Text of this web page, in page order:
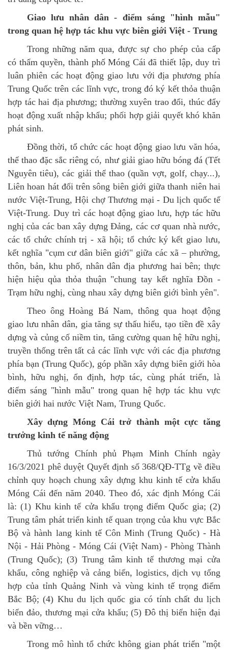
Giao lưu nhân dân - điểm sáng "hình mẫu"
trong quan hệ hợp tác khu vực biên giới Việt - Trung
Trong những năm qua, được sự cho phép của cấp
có thẩm quyền, thành phố Móng Cái đã thiết lập, duy trì
luân phiên các hoạt động giao lưu với địa phương phía
Trung Quốc trên các lĩnh vực, trong đó ký kết thỏa thuận
hợp tác hai địa phương; thường xuyên trao đổi, thúc đẩy
hoạt động xuất nhập khẩu; phối hợp giải quyết khó khăn
phát sinh.
Đồng thời, tổ chức các hoạt động giao lưu văn hóa,
thể thao đặc sắc riêng có, như giải giao hữu bóng đá (Tết
Nguyên tiêu), các giải thể thao (quần vợt, golf, chạy...),
Liên hoan hát đối trên sông biên giới giữa thanh niên hai
nước Việt-Trung, Hội chợ Thương mại - Du lịch quốc tế
Việt-Trung. Duy trì các hoạt động giao lưu, hợp tác hữu
nghị của các ban xây dựng Đảng, các cơ quan nhà nước,
các tổ chức chính trị - xã hội; tổ chức ký kết giao lưu,
kết nghĩa "cụm cư dân biên giới" giữa các xã – phường,
thôn, bản, khu phố, nhân dân địa phương hai bên; thực
hiện hiệu qủa thỏa thuận "chung tay kết nghĩa Đồn -
Trạm hữu nghị, cùng nhau xây dựng biên giới bình yên".
Theo ông Hoàng Bá Nam, thông qua hoạt động
giao lưu nhân dân, gia tăng sự thấu hiểu, tạo tiền đề xây
dựng và củng cố niềm tin, tăng cường quan hệ hữu nghị,
truyền thống trên tất cả các lĩnh vực với các địa phương
phía bạn (Trung Quốc), góp phần xây dựng biên giới hòa
bình, hữu nghị, ổn định, hợp tác, cùng phát triển, là
điểm sáng "hình mẫu" trong quan hệ hợp tác khu vực
biên giới hai nước Việt Nam, Trung Quốc.
Xây dựng Móng Cái trở thành một cực tăng
trưởng kinh tế năng động
Thủ tướng Chính phủ Phạm Minh Chính ngày
16/3/2021 phê duyệt Quyết định số 368/QĐ-TTg về điều
chỉnh quy hoạch chung xây dựng khu kinh tế cửa khẩu
Móng Cái đến năm 2040. Theo đó, xác định Móng Cái
là: (1) Khu kinh tế cửa khẩu trọng điểm Quốc gia; (2)
Trung tâm phát triển kinh tế quan trọng của khu vực Bắc
Bộ và hành lang kinh tế Côn Minh (Trung Quốc) - Hà
Nội - Hải Phòng - Móng Cái (Việt Nam) - Phòng Thành
(Trung Quốc); (3) Trung tâm kinh tế thương mại cửa
khẩu, công nghiệp và cảng biển, logistics, dịch vụ tổng
hợp của tỉnh Quảng Ninh và vùng kinh tế trọng điểm
Bắc Bộ; (4) Khu du lịch quốc gia có tính chất du lịch
biển đảo, thương mại cửa khẩu; (5) Đô thị biển hiện đại
và bền vững…
Trong mô hình tổ chức không gian phát triển "một